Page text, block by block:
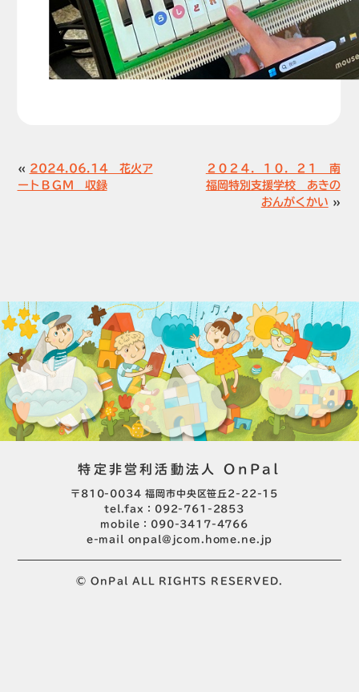
« 2024.06.14 花火ア
ートＢＧＭ 収録
２０２４．１０．２１ 南
福岡特別支援学校 あきの
おんがくかい »
特定非営利活動法人 OnPal
〒810-0034 福岡市中央区笹丘2-22-15
tel.fax：092-761-2853
mobile：090-3417-4766
e-mail onpal@jcom.home.ne.jp
© OnPal ALL RIGHTS RESERVED.